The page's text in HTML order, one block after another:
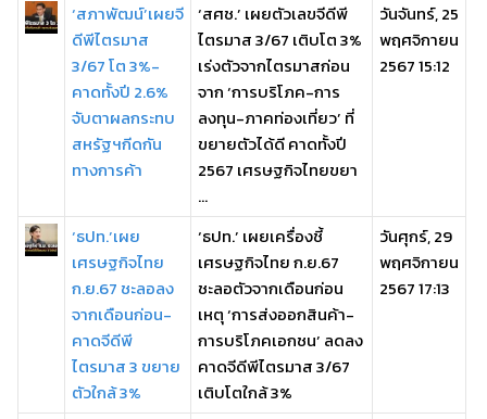
‘สภาพัฒน์’เผยจี
ดีพีไตรมาส
3/67 โต 3%-
คาดทั้งปี 2.6%
จับตาผลกระทบ
สหรัฐฯกีดกัน
ทางการค้า
‘สศช.’ เผยตัวเลขจีดีพี
ไตรมาส 3/67 เติบโต 3%
เร่งตัวจากไตรมาสก่อน
จาก ‘การบริโภค-การ
ลงทุน-ภาคท่องเที่ยว’ ที่
ขยายตัวได้ดี คาดทั้งปี
2567 เศรษฐกิจไทยขยา
...
วันจันทร์, 25
พฤศจิกายน
2567 15:12
‘ธปท.’เผย
เศรษฐกิจไทย
ก.ย.67 ชะลอลง
จากเดือนก่อน-
คาดจีดีพี
ไตรมาส 3 ขยาย
ตัวใกล้ 3%
‘ธปท.’ เผยเครื่องชี้
เศรษฐกิจไทย ก.ย.67
ชะลอตัวจากเดือนก่อน
เหตุ ‘การส่งออกสินค้า-
การบริโภคเอกชน’ ลดลง
คาดจีดีพีไตรมาส 3/67
เติบโตใกล้ 3%
วันศุกร์, 29
พฤศจิกายน
2567 17:13